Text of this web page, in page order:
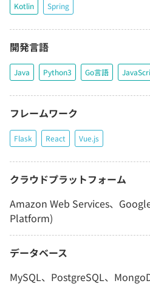
Kotlin Spring
開発言語
Java Python3 Go言語
フレームワーク
Flask React Vue.js
クラウドプラットフォーム
Amazon Web Services、
Platform)
データベース
MySQL、PostgreSQL、